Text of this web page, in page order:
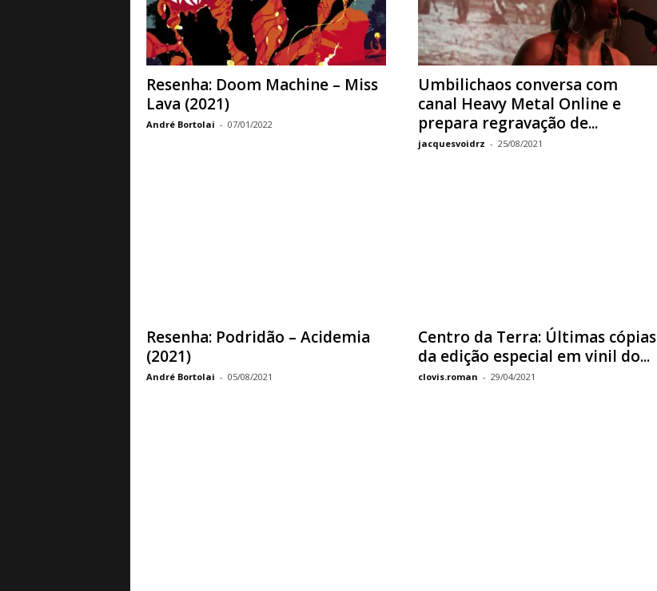
Resenha: Doom Machine – Miss
Lava (2021)
André Bortolai - 07/01/2022
Umbilichaos conversa com
canal Heavy Metal Online e
prepara regravação de...
jacquesvoidrz - 25/08/2021
Resenha: Podridão – Acidemia
(2021)
André Bortolai - 05/08/2021
Centro da Terra: Últimas cópias
da edição especial em vinil do...
clovis.roman - 29/04/2021